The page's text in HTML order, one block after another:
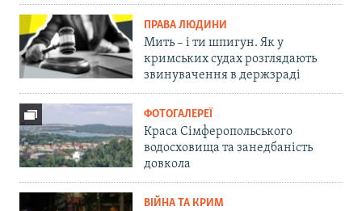
ПРАВА ЛЮДИНИ
Мить – і ти шпигун. Як у
кримських судах розглядають
звинувачення в держзраді
ФОТОГАЛЕРЕЇ
Краса Сімферопольського
водосховища та занедбаність
довкола
ВІЙНА ТА КРИМ